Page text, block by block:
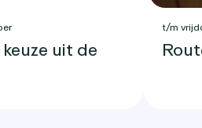
uit de
t/m